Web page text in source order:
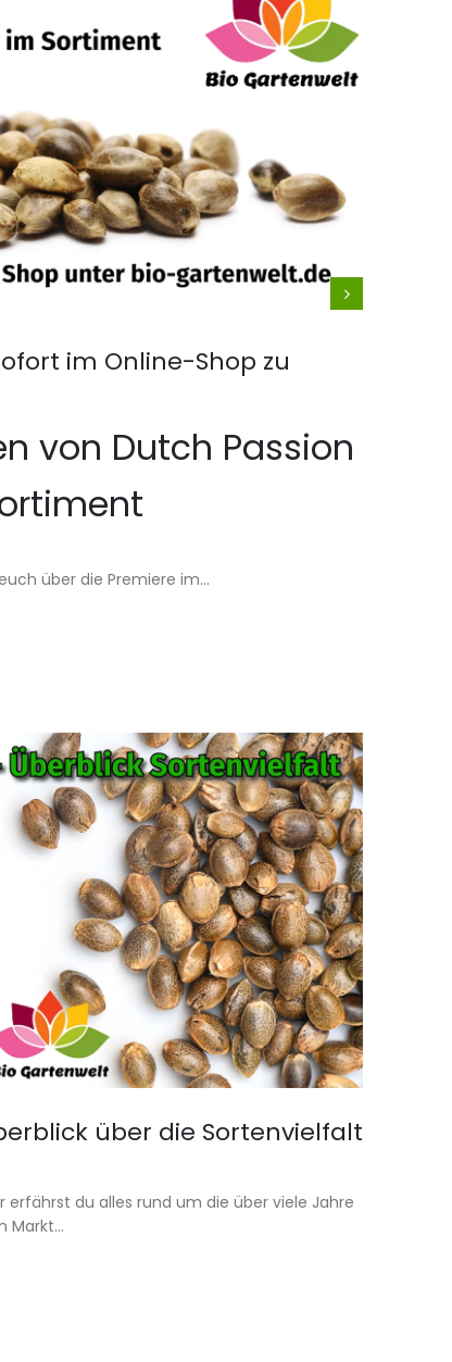
im Online-Shop zu
von Dutch Passion
über die Premiere im...
über die Sortenvielfalt
erfährst du alles rund um die über viele Jahre
Markt...